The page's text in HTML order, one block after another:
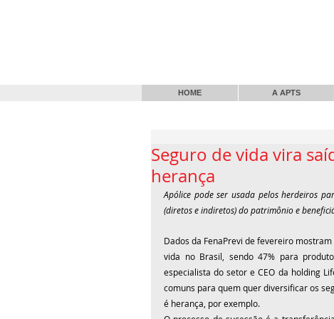
HOME A APTS
Seguro de vida vira
herança
Apólice pode ser usada pelos herdeiros
(diretos e indiretos) do patrimônio e
Dados da FenaPrevi de fevereiro
vida no Brasil, sendo 47% para
especialista do setor e CEO da holding
comuns para quem quer diversificar os
é herança, por exemplo.